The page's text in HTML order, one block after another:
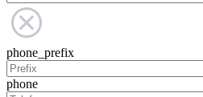
phone_prefix
phone